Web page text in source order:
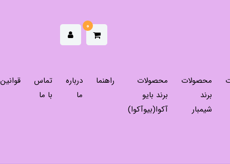
0
محصولات
برند
شیمبار
محصولات
برند بایو
آکوا(بیوآکوا)
راهنما
درباره
ما
تماس
با ما
قوانین